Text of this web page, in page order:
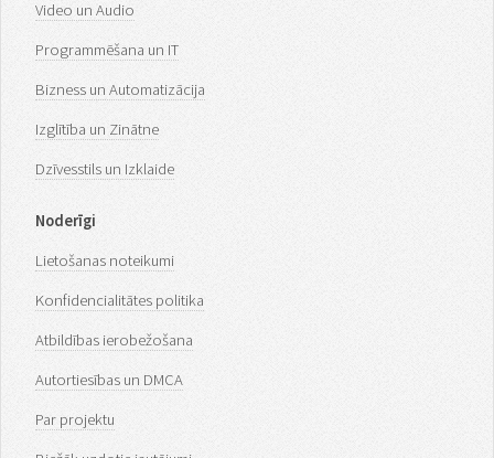
Video un Audio
Programmēšana un IT
Bizness un Automatizācija
Izglītība un Zinātne
Dzīvesstils un Izklaide
Noderīgi
Lietošanas noteikumi
Konfidencialitātes politika
Atbildības ierobežošana
Autortiesības un DMCA
Par projektu